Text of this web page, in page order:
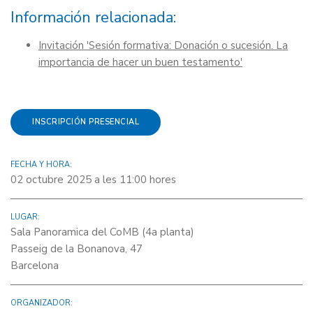
Información relacionada:
Invitación 'Sesión formativa: Donación o sucesión. La
importancia de hacer un buen testamento'
INSCRIPCIÓN PRESENCIAL
FECHA Y HORA:
02 octubre 2025 a les 11:00 hores
LUGAR:
Sala Panoramica del CoMB (4a planta)
Passeig de la Bonanova, 47
Barcelona
ORGANIZADOR: